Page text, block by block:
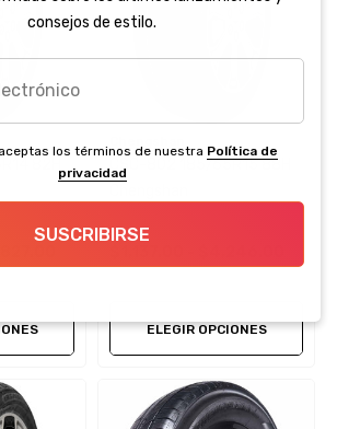
CSC-802 185/65R15 88H
ELEGIR OPCIONES
consejos de estilo.
los términos de nuestra Política de
privacidad
SUSCRIBIRSE